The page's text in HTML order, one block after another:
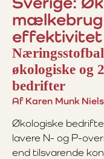
effektivitet
økologiske og
bedrifter
Af Karen Munk
Økologiske
lavere N- og P-
end tilsvarende